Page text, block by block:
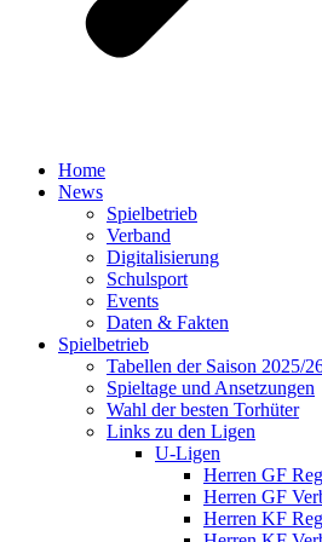
Home
News
Spielbetrieb
Verband
Digitalisierung
Schulsport
Events
Daten & Fakten
Spielbetrieb
Tabellen der Saison 2025/
Spieltage und Ansetzungen
Wahl der besten Torhüter
Links zu den Ligen
U-Ligen
Herren GF
Herren GF
Herren KF